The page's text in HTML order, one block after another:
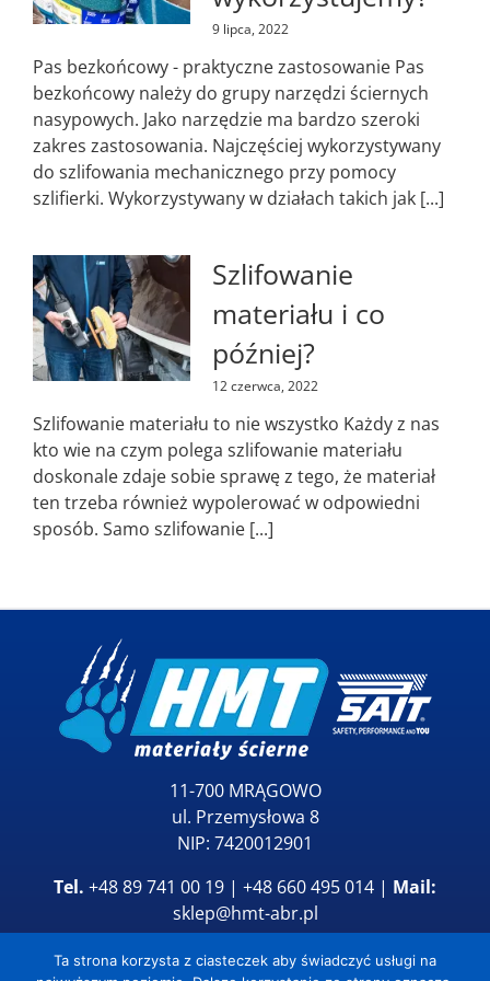
9 lipca, 2022
Pas bezkońcowy - praktyczne zastosowanie Pas
bezkońcowy należy do grupy narzędzi ściernych
nasypowych. Jako narzędzie ma bardzo szeroki
zakres zastosowania. Najczęściej wykorzystywany
do szlifowania mechanicznego przy pomocy
szlifierki. Wykorzystywany w działach takich jak [...]
Szlifowanie
materiału i co
później?
12 czerwca, 2022
Szlifowanie materiału to nie wszystko Każdy z nas
kto wie na czym polega szlifowanie materiału
doskonale zdaje sobie sprawę z tego, że materiał
ten trzeba również wypolerować w odpowiedni
sposób. Samo szlifowanie [...]
11-700 MRĄGOWO
ul. Przemysłowa 8
NIP: 7420012901
Tel. +48 89 741 00 19 | +48 660 495 014 | Mail:
sklep@hmt-abr.pl
Ta strona korzysta z ciasteczek aby świadczyć usługi na